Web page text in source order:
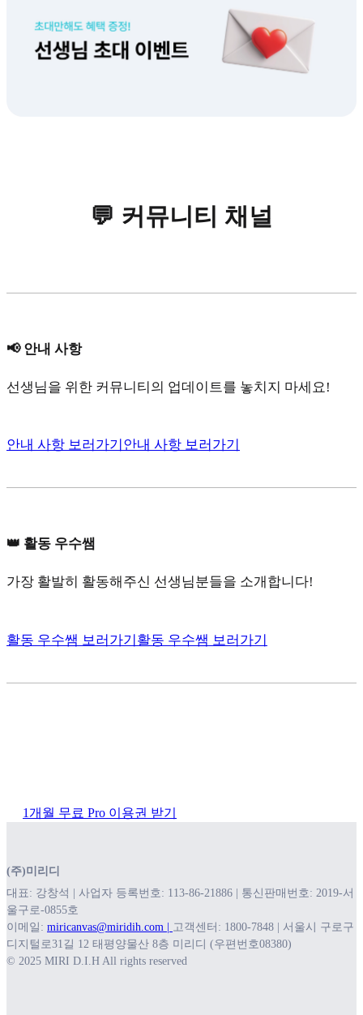
💬 커뮤니티 채널
📢 안내 사항
선생님을 위한 커뮤니티의 업데이트를 놓치지 마세요!
안내 사항 보러가기 안내 사항 보러가기
👑 활동 우수쌤
가장 활발히 활동해주신 선생님분들을 소개합니다!
활동 우수쌤 보러가기 활동 우수쌤 보러가기
1개월 무료 Pro 이용권 받기
(주)미리디
대표: 강창석 | 사업자 등록번호: 113-86-21886 | 통신판매번호: 2019-서
울구로-0855호
이메일: miricanvas@miridih.com | 고객센터: 1800-7848 | 서울시 구로구
디지털로31길 12 태평양물산 8층 미리디 (우편번호08380)
© 2025 MIRI D.I.H All rights reserved